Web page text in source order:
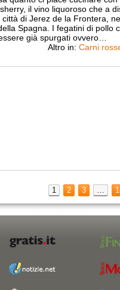
il vino liquoroso che a
di Jerez de la Frontera,
Spagna. I fegatini di pollo
già spurgati ovvero…
Altro in: Carni
1 2 3 …